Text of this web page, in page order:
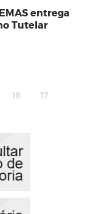
entrega
Tutelar
16 17